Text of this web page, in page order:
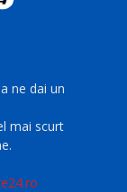
ne dai un
mai scurt